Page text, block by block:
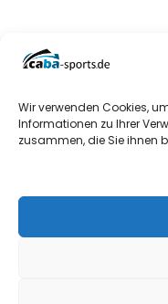
Wir verwenden Cookies,
Informationen zu Ihrer
zusammen, die Sie ihnen